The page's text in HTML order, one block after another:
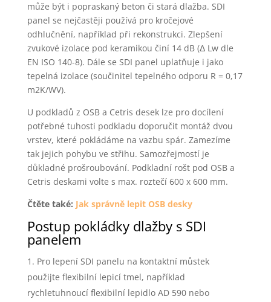
může být i popraskaný beton či stará dlažba. SDI
panel se nejčastěji používá pro kročejové
odhlučnění, například při rekonstrukci. Zlepšení
zvukové izolace pod keramikou činí 14 dB (Δ Lw dle
EN ISO 140-8). Dále se SDI panel uplatňuje i jako
tepelná izolace (součinitel tepelného odporu R = 0,17
m2K/WV).
U podkladů z OSB a Cetris desek lze pro docílení
potřebné tuhosti podkladu doporučit montáž dvou
vrstev, které pokládáme na vazbu spár. Zamezíme
tak jejich pohybu ve střihu. Samozřejmostí je
důkladné prošroubování. Podkladní rošt pod OSB a
Cetris deskami volte s max. roztečí 600 x 600 mm.
Čtěte také: Jak správně lepit OSB desky
Postup pokládky dlažby s SDI
panelem
Pro lepení SDI panelu na kontaktní můstek
použijte flexibilní lepicí tmel, například
rychletuhnoucí flexibilní lepidlo AD 590 nebo